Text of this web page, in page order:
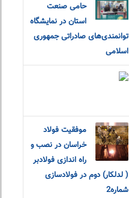
حامی صنعت
استان در نمایشگاه
توانمندی‌های صادراتی جمهوری
اسلامی
موفقیت فولاد
خراسان در نصب و
راه اندازی فولادبر
( لدلکار) دوم در فولادسازی
شماره2